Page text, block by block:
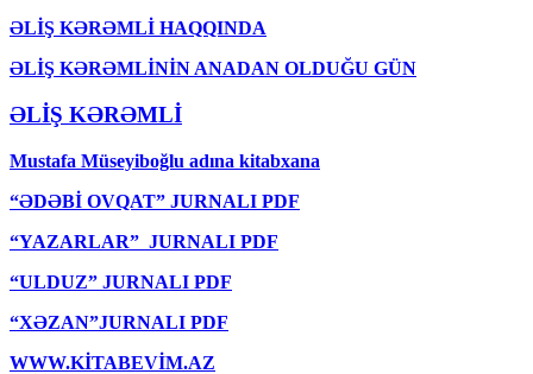
ƏLİŞ KƏRƏMLİ HAQQINDA
ƏLİŞ KƏRƏMLİNİN ANADAN OLDUĞU GÜN
ƏLİŞ KƏRƏMLİ
Mustafa Müseyiboğlu adına kitabxana
“ƏDƏBİ OVQAT” JURNALI PDF
“YAZARLAR” JURNALI PDF
“ULDUZ” JURNALI PDF
“XƏZAN”JURNALI PDF
WWW.KİTABEVİM.AZ